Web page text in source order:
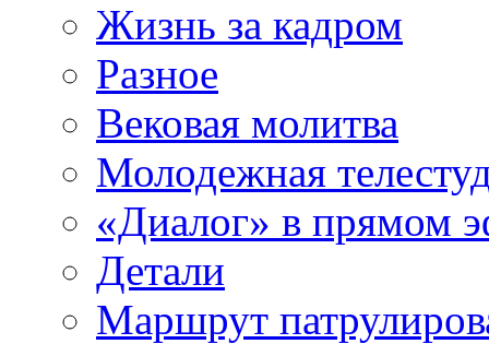
Жизнь за кадром
Разное
Вековая молитва
Молодежная
«Диалог» в прямом
Детали
Маршрут